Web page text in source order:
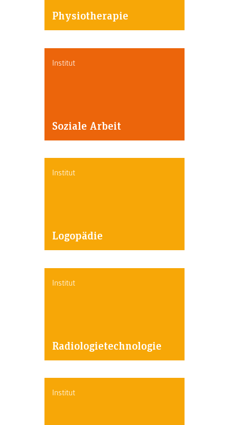
Physiotherapie
Institut
Soziale Arbeit
Institut
Logopädie
Institut
Radiologietechnologie
Institut